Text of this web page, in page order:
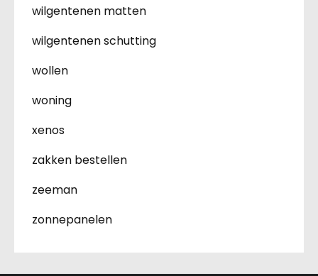
wilgentenen matten
wilgentenen schutting
wollen
woning
xenos
zakken bestellen
zeeman
zonnepanelen